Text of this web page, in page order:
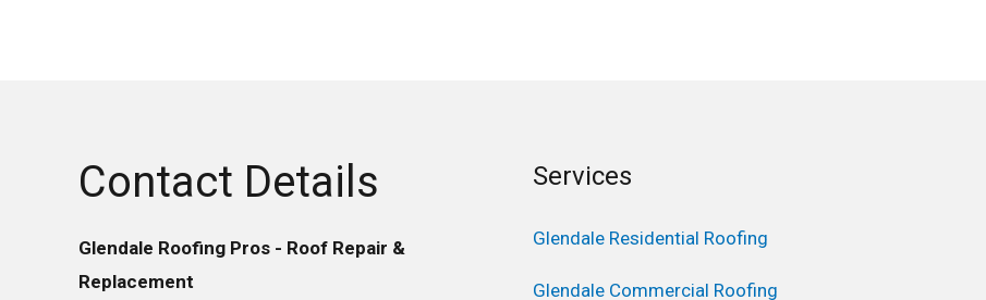
Contact Details
Glendale Roofing Pros - Roof Repair &
Replacement
Services
Glendale Residential Roofing
Glendale Commercial Roofing